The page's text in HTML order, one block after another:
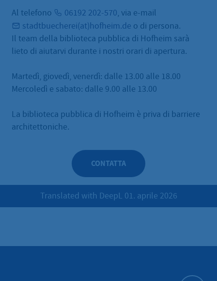
Al telefono 06192 202-570, via e-mail
stadtbuecherei(at)hofheim.de o di persona.
Il team della biblioteca pubblica di Hofheim sarà
lieto di aiutarvi durante i nostri orari di apertura.
Martedì, giovedì, venerdì: dalle 13.00 alle 18.00
Mercoledì e sabato: dalle 9.00 alle 13.00
La biblioteca pubblica di Hofheim è priva di barriere
architettoniche.
CONTATTA
Translated with DeepL 01. aprile 2026